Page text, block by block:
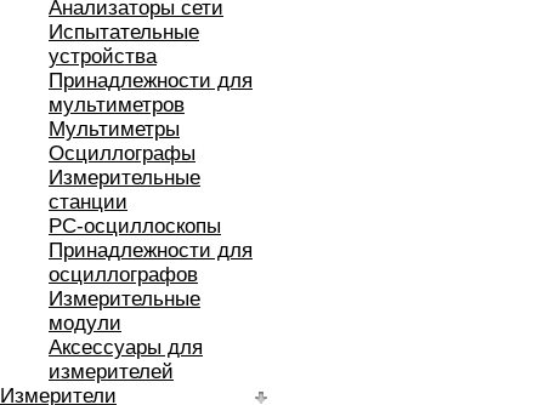
Анализаторы сети
Испытательные
устройства
Принадлежности для
мультиметров
Мультиметры
Осциллографы
Измерительные
станции
РС-осциллоскопы
Принадлежности для
осциллографов
Измерительные
модули
Аксессуары для
измерителей
Измерители